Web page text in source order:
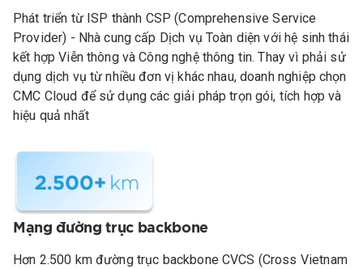
Phát triển từ ISP thành CSP (Comprehensive Service
Provider) - Nhà cung cấp Dịch vụ Toàn diện với hệ sinh thái
kết hợp Viễn thông và Công nghệ thông tin. Thay vì phải sử
dụng dịch vụ từ nhiều đơn vị khác nhau, doanh nghiệp chọn
CMC Cloud để sử dụng các giải pháp trọn gói, tích hợp và
hiệu quả nhất
Mạng đường trục backbone
Hơn 2.500 km đường trục backbone CVCS (Cross Vietnam